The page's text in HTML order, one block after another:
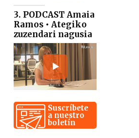
3. PODCAST Amaia
Ramos • Ategiko
zuzendari nagusia
Suscríbete
a nuestro
boletín